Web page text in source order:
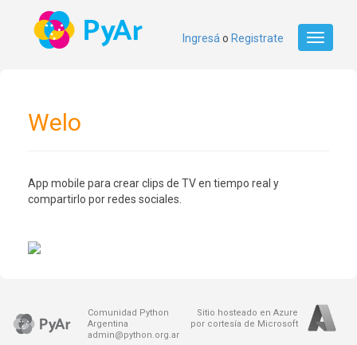
Toggle
Ingresá o Registrate
Welo
App mobile para crear clips de TV en tiempo real y
compartirlo por redes sociales.
Comunidad Python
Argentina
admin@python.org.ar
Sitio hosteado en Azure
por cortesía de Microsoft